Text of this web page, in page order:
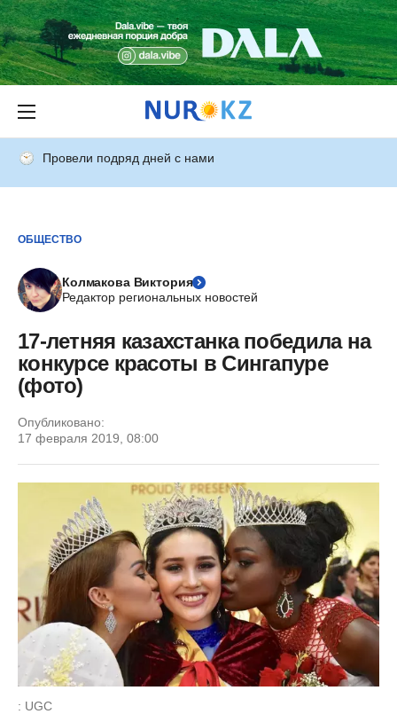
Провели подряд дней с нами
ОБЩЕСТВО
Колмакова Виктория
Редактор региональных новостей
17-летняя казахстанка победила на
конкурсе красоты в Сингапуре
(фото)
Опубликовано:
17 февраля 2019, 08:00
: UGC